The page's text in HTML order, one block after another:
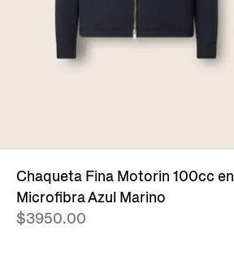
Chaqueta Fina Motorin 100cc en
Microfibra Azul Marino
$3950.00